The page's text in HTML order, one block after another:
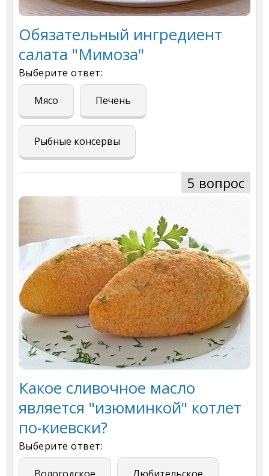
Обязательный ингредиент
салата "Мимоза"
Выберите ответ:
Мясо Печень
Рыбные консервы
5 вопрос
Какое сливочное масло
является "изюминкой" котлет
по-киевски?
Выберите ответ: